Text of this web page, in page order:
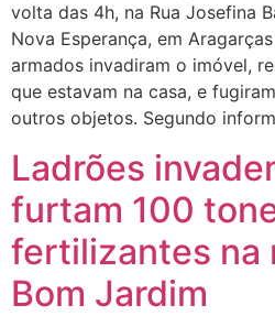
volta das 4h, na Rua Josefina
Nova Esperança, em
armados invadiram o imóvel,
que estavam na casa, e
outros objetos. Segundo
Ladrões
furtam 100
fertilizantes na
Bom Jardim